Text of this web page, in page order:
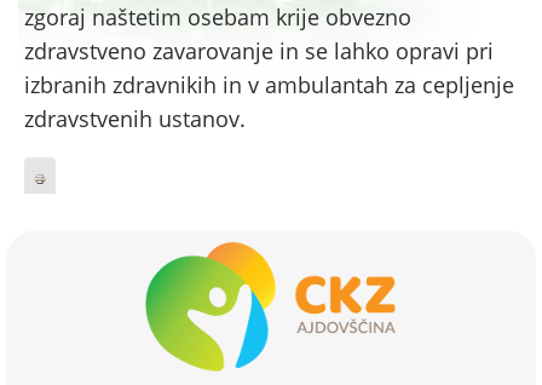
zgoraj naštetim osebam krije obvezno
zdravstveno zavarovanje in se lahko opravi pri
izbranih zdravnikih in v ambulantah za cepljenje
zdravstvenih ustanov.